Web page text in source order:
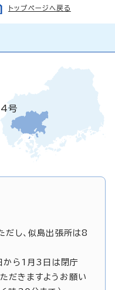
トップページへ戻る
号
し、似島出張所は8
から1月3日は閉庁
だきますようお願い